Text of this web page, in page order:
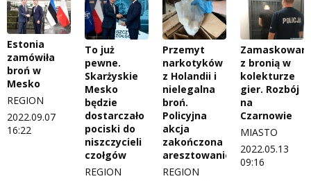
Estonia
zamówiła
broń w
Mesko
REGION
2022.09.07
16:22
To już
pewne.
Skarżyskie
Mesko
będzie
dostarczało
pociski do
niszczycieli
czołgów
REGION
Przemyt
narkotyków
z Holandii i
nielegalna
broń.
Policyjna
akcja
zakończona
aresztowaniem
REGION
Zamaskowani
z bronią w
kolekturze
gier. Rozbój
na
Czarnowie
MIASTO
2022.05.13
09:16